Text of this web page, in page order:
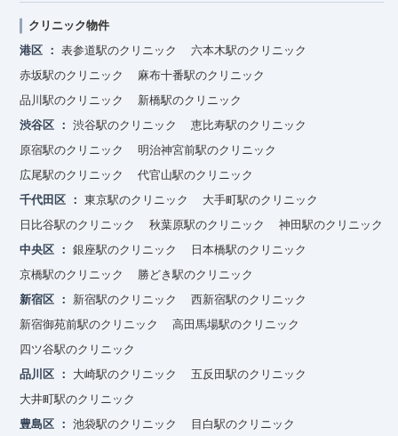
クリニック物件
港区
表参道駅のクリニック
六本木駅のクリニック
赤坂駅のクリニック
麻布十番駅のクリニック
品川駅のクリニック
新橋駅のクリニック
渋谷区
渋谷駅のクリニック
恵比寿駅のクリニック
原宿駅のクリニック
明治神宮前駅のクリニック
広尾駅のクリニック
代官山駅のクリニック
千代田区
東京駅のクリニック
大手町駅のクリニック
日比谷駅のクリニック
秋葉原駅のクリニック
神田駅のクリニック
中央区
銀座駅のクリニック
日本橋駅のクリニック
京橋駅のクリニック
勝どき駅のクリニック
新宿区
新宿駅のクリニック
西新宿駅のクリニック
新宿御苑前駅のクリニック
高田馬場駅のクリニック
四ツ谷駅のクリニック
品川区
大崎駅のクリニック
五反田駅のクリニック
大井町駅のクリニック
豊島区
池袋駅のクリニック
目白駅のクリニック